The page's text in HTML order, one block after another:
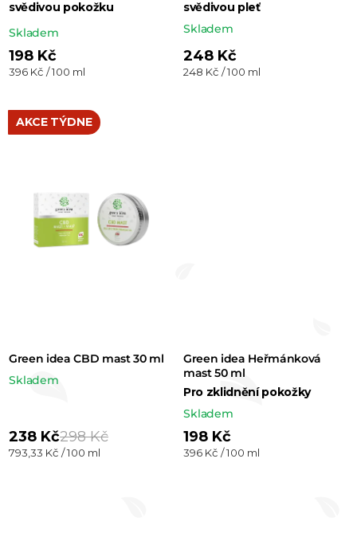
svědivou pokožku
Průměrné
hodnocení
produktu
5,0
z 5
Skladem
198 Kč
Měrná
396 Kč / 100 ml
svědivou pleť
Skladem
248 Kč
Měrná
248 Kč / 100 ml
AKCE TÝDNE
Green idea CBD mast 30 ml
Skladem
238 Kč298 Kč
Měrná
793,33 Kč / 100 ml
Green idea Heřmánková
mast 50 ml
Pro zklidnění pokožky
Skladem
198 Kč
Měrná
396 Kč / 100 ml